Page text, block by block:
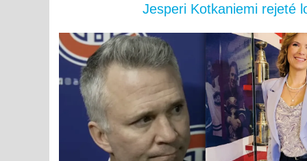
Jesperi Kotkaniemi rejeté